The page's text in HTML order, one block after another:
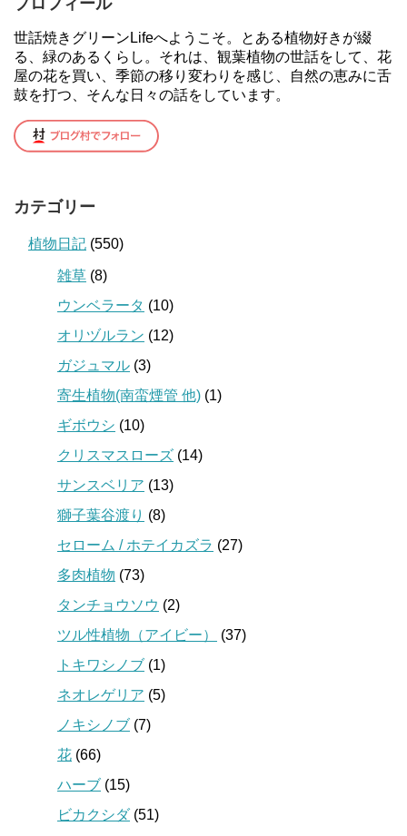
プロフィール
世話焼きグリーンLifeへようこそ。とある植物好きが綴
る、緑のあるくらし。それは、観葉植物の世話をして、花
屋の花を買い、季節の移り変わりを感じ、自然の恵みに舌
鼓を打つ、そんな日々の話をしています。
カテゴリー
植物日記 (550)
雑草 (8)
ウンベラータ (10)
オリヅルラン (12)
ガジュマル (3)
寄生植物(南蛮煙管 他) (1)
ギボウシ (10)
クリスマスローズ (14)
サンスベリア (13)
獅子葉谷渡り (8)
セローム / ホテイカズラ (27)
多肉植物 (73)
タンチョウソウ (2)
ツル性植物（アイビー）
(37)
トキワシノブ (1)
ネオレゲリア (5)
ノキシノブ (7)
花 (66)
ハーブ (15)
ビカクシダ(51)